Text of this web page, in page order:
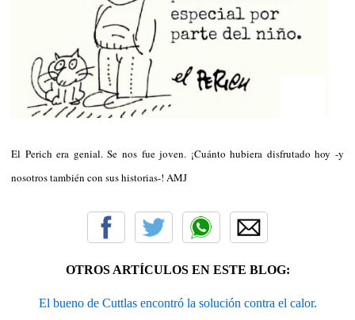
El Perich era genial. Se nos fue joven. ¡Cuánto hubiera disfrutado hoy -y
nosotros también con sus historias-! AMJ
OTROS ARTÍCULOS EN ESTE BLOG:
El bueno de Cuttlas encontró la solución contra el calor.